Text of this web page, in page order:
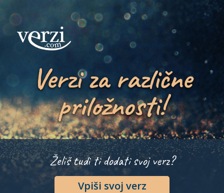
Verzi za različne
priložnosti!
Želiš tudi ti dodati svoj verz?
Vpiši svoj verz